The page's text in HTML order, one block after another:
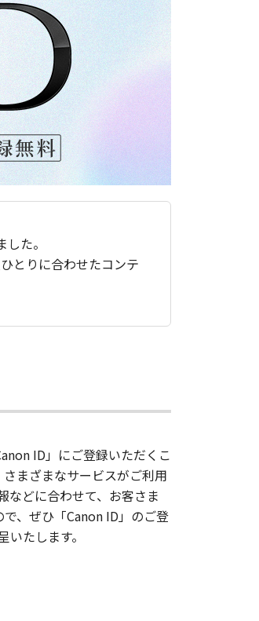
た。
とりに合わせたコンテ
ID」にご登録いただくこ
まざまなサービスがご利用
などに合わせて、お客さま
、ぜひ「Canon ID」のご登
たします。